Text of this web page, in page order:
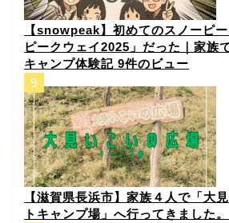
【snowpeak】初めてのスノーピ
ピークウェイ2025」だった｜家族
キャンプ体験記 9件のビュー
【滋賀県長浜市】家族４人で「大
トキャンプ場」へ行ってきました。